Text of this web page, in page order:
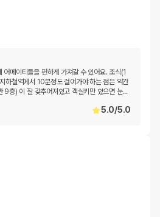
어메이티들을 편하게 가져갈 수 있어요. 조식(1
하철역에서 10분정도 걸어가야 하는 점은 약간
9층) 이 잘 갖추어져있고 객실키만 있으면 눈…
5.0/5.0